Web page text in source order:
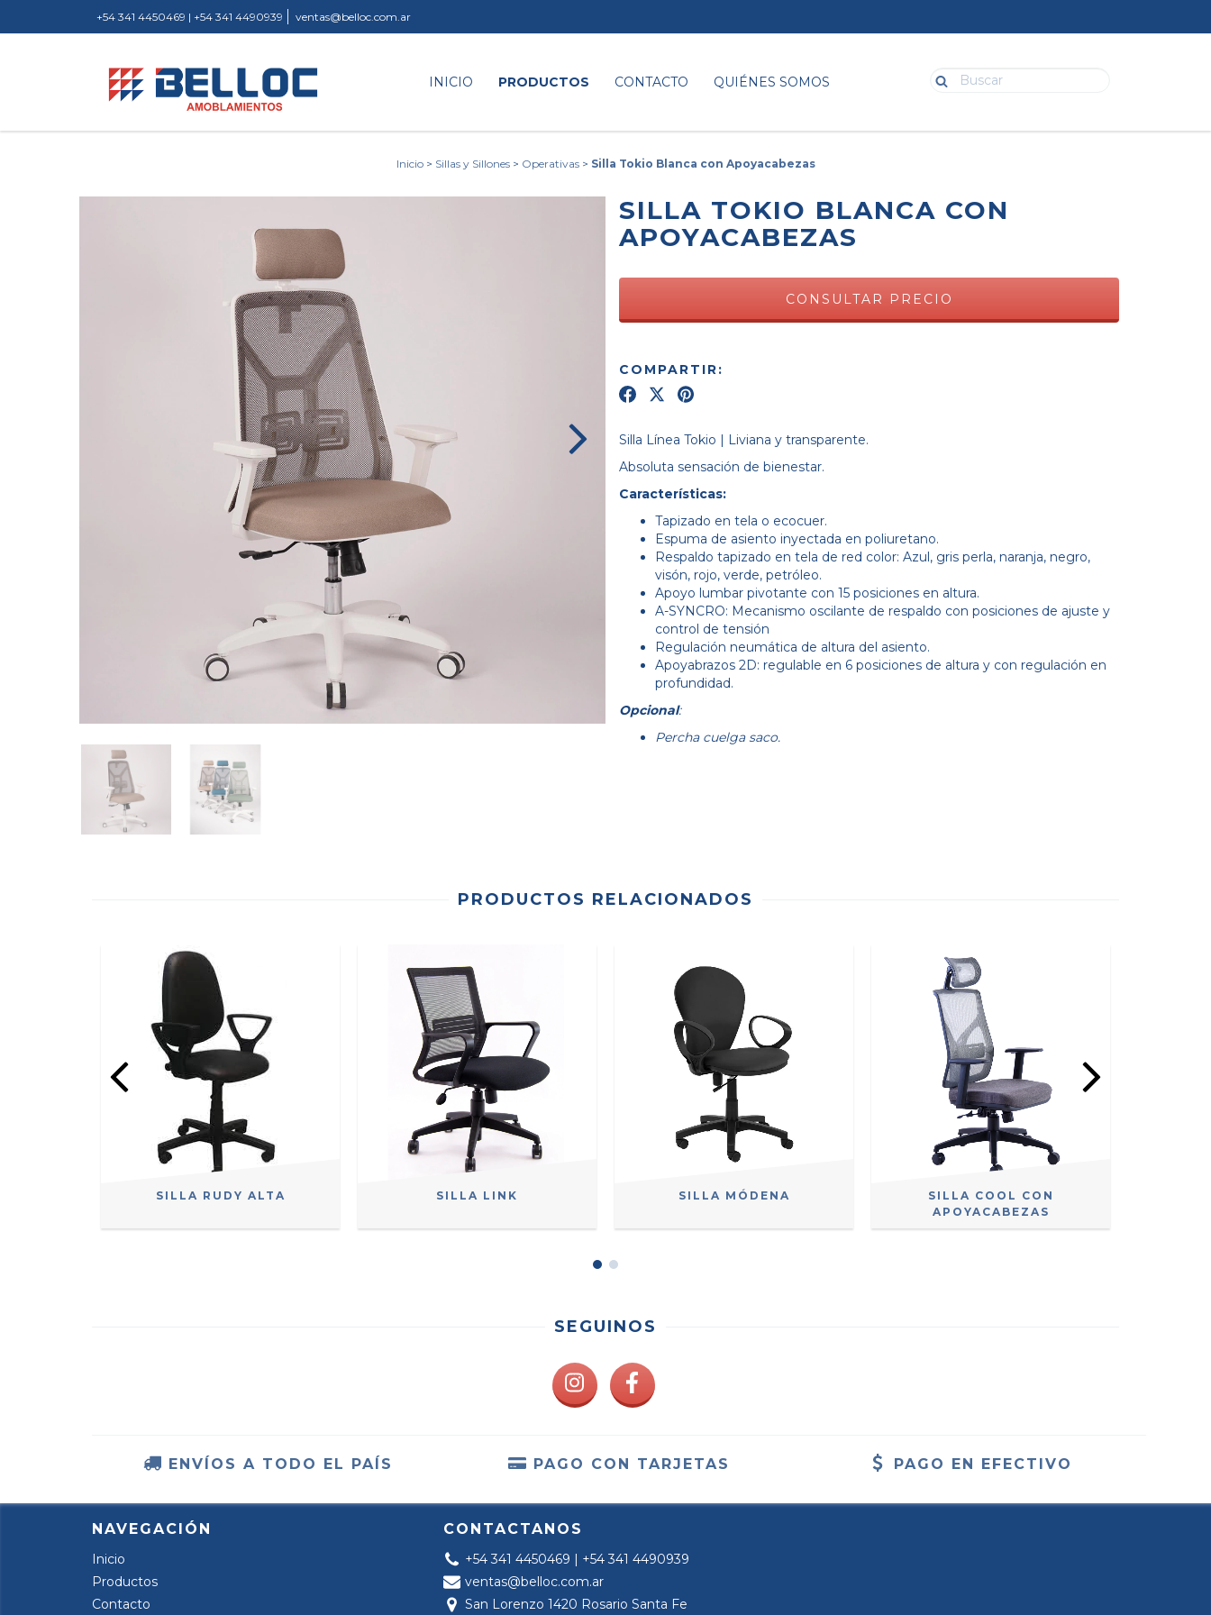
+54 341 4450469 | +54 341 4490939 ventas@belloc.com.ar
INICIO PRODUCTOS CONTACTO QUIÉNES SOMOS
Inicio > Sillas y Sillones > Operativas > Silla Tokio Blanca con Apoyacabezas
SILLA TOKIO BLANCA CON
APOYACABEZAS
COMPARTIR:
Silla Línea Tokio | Liviana y transparente.
Absoluta sensación de bienestar.
Características:
Tapizado en tela o ecocuer.
Espuma de asiento inyectada en poliuretano.
Respaldo tapizado en tela de red color: Azul, gris perla, naranja, negro,
visón, rojo, verde, petróleo.
Apoyo lumbar pivotante con 15 posiciones en altura.
A-SYNCRO: Mecanismo oscilante de respaldo con posiciones de ajuste y
control de tensión
Regulación neumática de altura del asiento.
Apoyabrazos 2D: regulable en 6 posiciones de altura y con regulación en
profundidad.
Opcional:
Percha cuelga saco.
PRODUCTOS RELACIONADOS
SILLA RUDY ALTA SILLA LINK SILLA MÓDENA
SILLA COOL CON
APOYACABEZAS
SEGUINOS
ENVÍOS A TODO EL PAÍS PAGO CON TARJETAS PAGO EN EFECTIVO
NAVEGACIÓN
Inicio
Productos
Contacto
CONTACTANOS
+54 341 4450469 | +54 341 4490939
ventas@belloc.com.ar
San Lorenzo 1420 Rosario Santa Fe